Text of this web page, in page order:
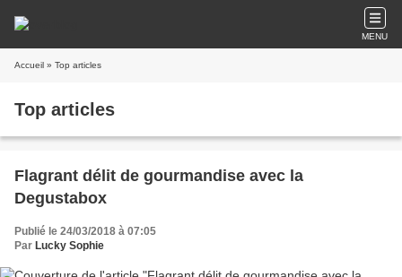
MENU
Accueil » Top articles
Top articles
Flagrant délit de gourmandise avec la
Degustabox
Publié le 24/03/2018 à 07:05
Par Lucky Sophie